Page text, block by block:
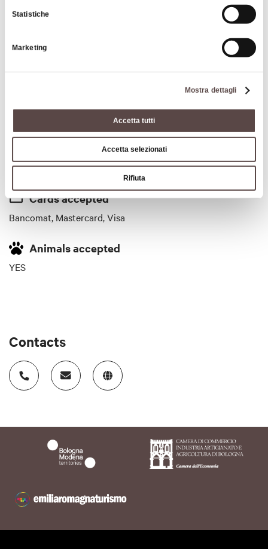
Statistiche
Marketing
Mostra dettagli
Accetta tutti
Accetta selezionati
Rifiuta
IT037027A16YK35JYD
SERVICE WITH TRADITIONAL CUISINE
45/110
Cards accepted
Bancomat, Mastercard, Visa
Animals accepted
YES
Contacts